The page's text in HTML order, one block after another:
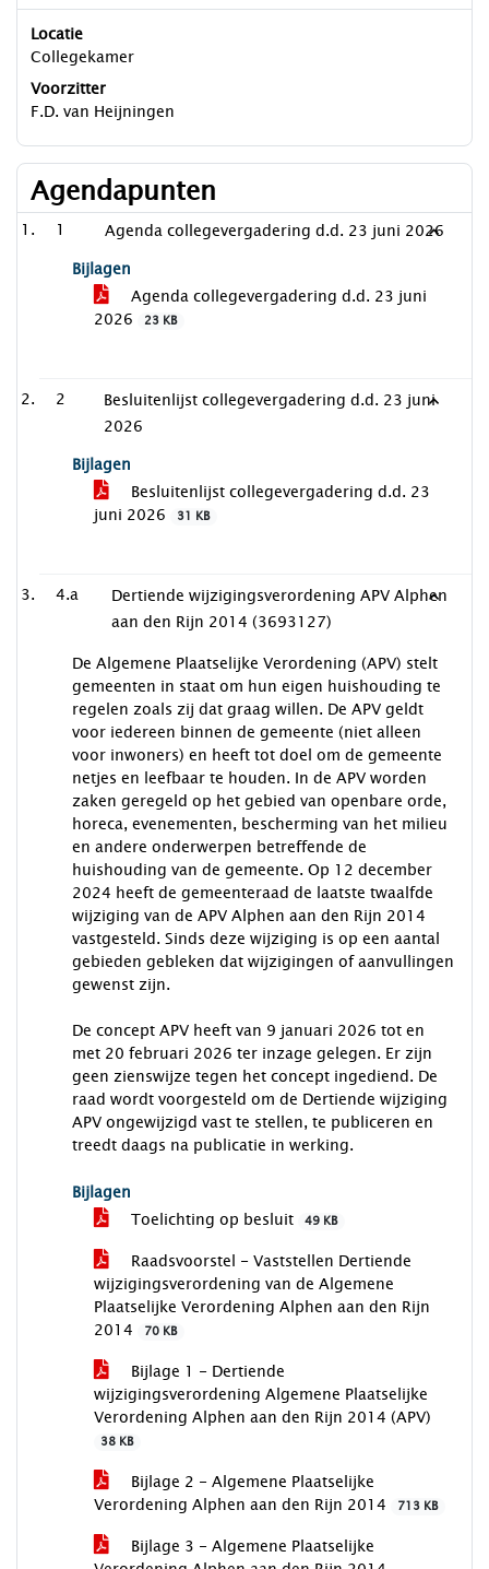
Locatie
Collegekamer
Voorzitter
F.D. van Heijningen
Agendapunten
1
Agenda collegevergadering d.d. 23 juni 2026
Bijlagen
Agenda collegevergadering d.d. 23 juni
2026
23 KB
2
Besluitenlijst collegevergadering d.d. 23 juni
2026
Bijlagen
Besluitenlijst collegevergadering d.d. 23
juni 2026
31 KB
4.a
Dertiende wijzigingsverordening APV Alphen
aan den Rijn 2014 (3693127)
De Algemene Plaatselijke Verordening (APV) stelt
gemeenten in staat om hun eigen huishouding te
regelen zoals zij dat graag willen. De APV geldt
voor iedereen binnen de gemeente (niet alleen
voor inwoners) en heeft tot doel om de gemeente
netjes en leefbaar te houden. In de APV worden
zaken geregeld op het gebied van openbare orde,
horeca, evenementen, bescherming van het milieu
en andere onderwerpen betreffende de
huishouding van de gemeente. Op 12 december
2024 heeft de gemeenteraad de laatste twaalfde
wijziging van de APV Alphen aan den Rijn 2014
vastgesteld. Sinds deze wijziging is op een aantal
gebieden gebleken dat wijzigingen of aanvullingen
gewenst zijn.
De concept APV heeft van 9 januari 2026 tot en
met 20 februari 2026 ter inzage gelegen. Er zijn
geen zienswijze tegen het concept ingediend. De
raad wordt voorgesteld om de Dertiende wijziging
APV ongewijzigd vast te stellen, te publiceren en
treedt daags na publicatie in werking.
Bijlagen
Toelichting op besluit
49 KB
Raadsvoorstel - Vaststellen Dertiende
wijzigingsverordening van de Algemene
Plaatselijke Verordening Alphen aan den Rijn
2014
70 KB
Bijlage 1 - Dertiende
wijzigingsverordening Algemene Plaatselijke
Verordening Alphen aan den Rijn 2014 (APV)
38 KB
Bijlage 2 - Algemene Plaatselijke
Verordening Alphen aan den Rijn 2014
713 KB
Bijlage 3 - Algemene Plaatselijke